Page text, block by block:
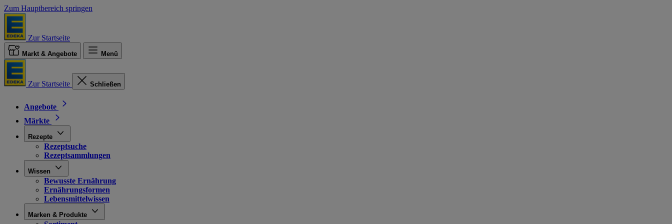
Zum Hauptbereich springen
Zur Startseite
Markt & Angebote Menü
Zur Startseite Schließen
Angebote
Märkte
Rezepte
Rezeptsuche
Rezeptsammlungen
Wissen
Bewusste Ernährung
Ernährungsformen
Lebensmittelwissen
Marken & Produkte